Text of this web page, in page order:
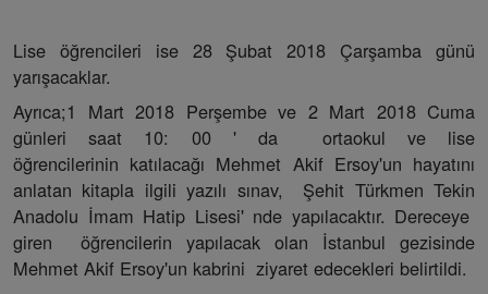
Lise öğrencileri ise 28 Şubat 2018 Çarşamba günü
yarışacaklar.
Ayrıca;1 Mart 2018 Perşembe ve 2 Mart 2018 Cuma
günleri saat 10: 00 ' da ortaokul ve lise
öğrencilerinin katılacağı Mehmet Akif Ersoy'un hayatını
anlatan kitapla ilgili yazılı sınav, Şehit Türkmen Tekin
Anadolu İmam Hatip Lisesi' nde yapılacaktır. Dereceye
giren öğrencilerin yapılacak olan İstanbul gezisinde
Mehmet Akif Ersoy'un kabrini ziyaret edecekleri belirtildi.